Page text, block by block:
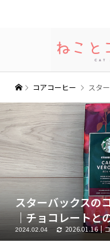
コアコーヒー スターバ
スターバックスの
｜チョコレートと
2024.02.04 2026.01.16